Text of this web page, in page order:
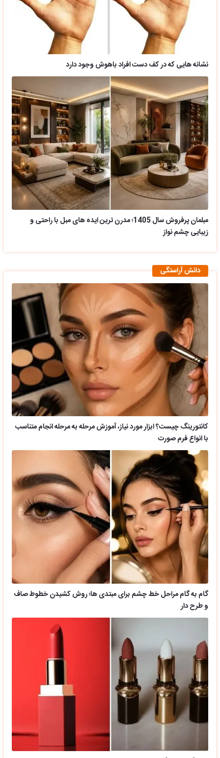
نشانه هایی که در کف دست افراد باهوش وجود دارد
مبلمان پرفروش سال 1405؛ مدرن ترین ایده های مبل با راحتی و
زیبایی چشم نواز
دانش آراستگی
کانتورینگ چیست؟ ابزار مورد نیاز، آموزش مرحله به مرحله انجام متناسب
با انواع فرم صورت
گام به گام مراحل خط چشم برای مبتدی ها؛ روش کشیدن خطوط صاف
و طرح دار